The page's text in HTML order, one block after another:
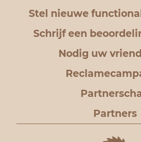
Stel nieuwe
Schrijf een
Nodig uw
Partners